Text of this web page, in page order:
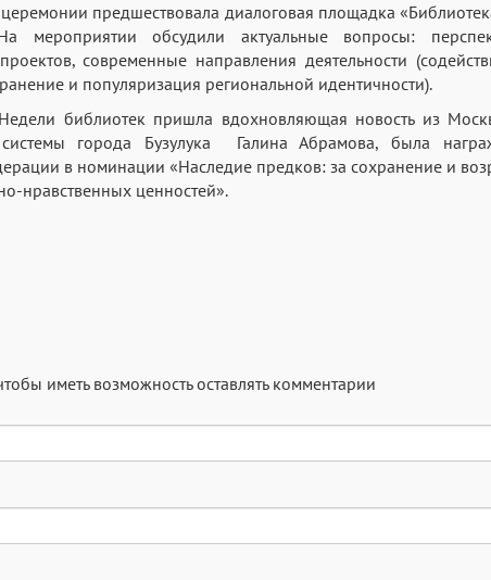
предшествовала диалоговая площадка
мероприятии обсудили актуальные вопросы:
современные направления деятельности
и популяризация региональной идентичности).
библиотек пришла вдохновляющая новость из
города Бузулука Галина Абрамова, была
в номинации «Наследие предков: за сохранение и
нравственных ценностей».
иметь возможность оставлять комментарии